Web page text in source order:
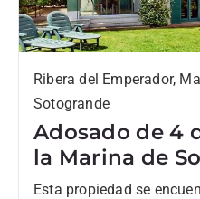
Ribera del Emperador,
Sotogrande
Adosado de 4
la Marina de
alquiler
Esta propiedad se